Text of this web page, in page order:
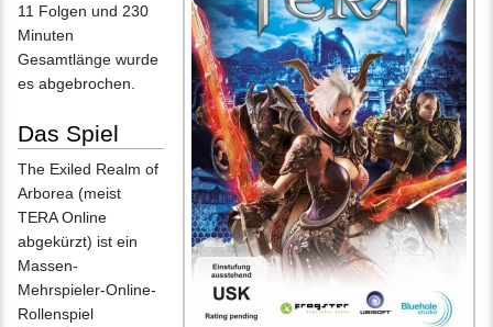
11 Folgen und 230
Minuten
Gesamtlänge wurde
es abgebrochen.
Das Spiel
The Exiled Realm of
Arborea (meist
TERA Online
abgekürzt) ist ein
Massen-
Mehrspieler-Online-
Rollenspiel